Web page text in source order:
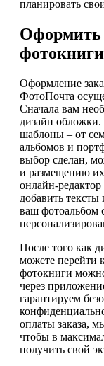
планировать
Оформить
Оформление
ФотоПочта
Сначала вам
дизайн обложки.
шаблоны – от
альбомов и
выбор сделан,
и размещению
онлайн-
добавить
ваш фотоальбом
После того как
можете перейти
фотокниги
через
гарантируем
оплаты заказа,
чтобы в
получить свой